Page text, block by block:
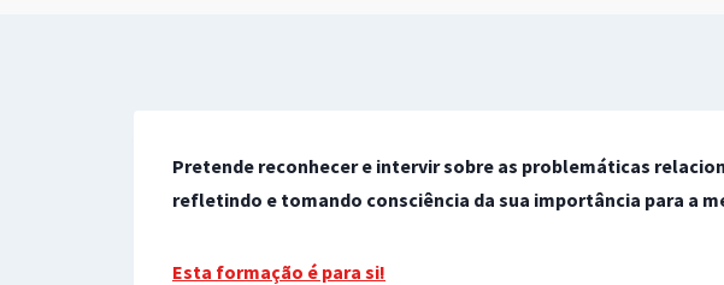
Pretende reconhecer e intervir sobre as problemáticas
refletindo e tomando consciência da sua importância para a
Esta formação é para si!